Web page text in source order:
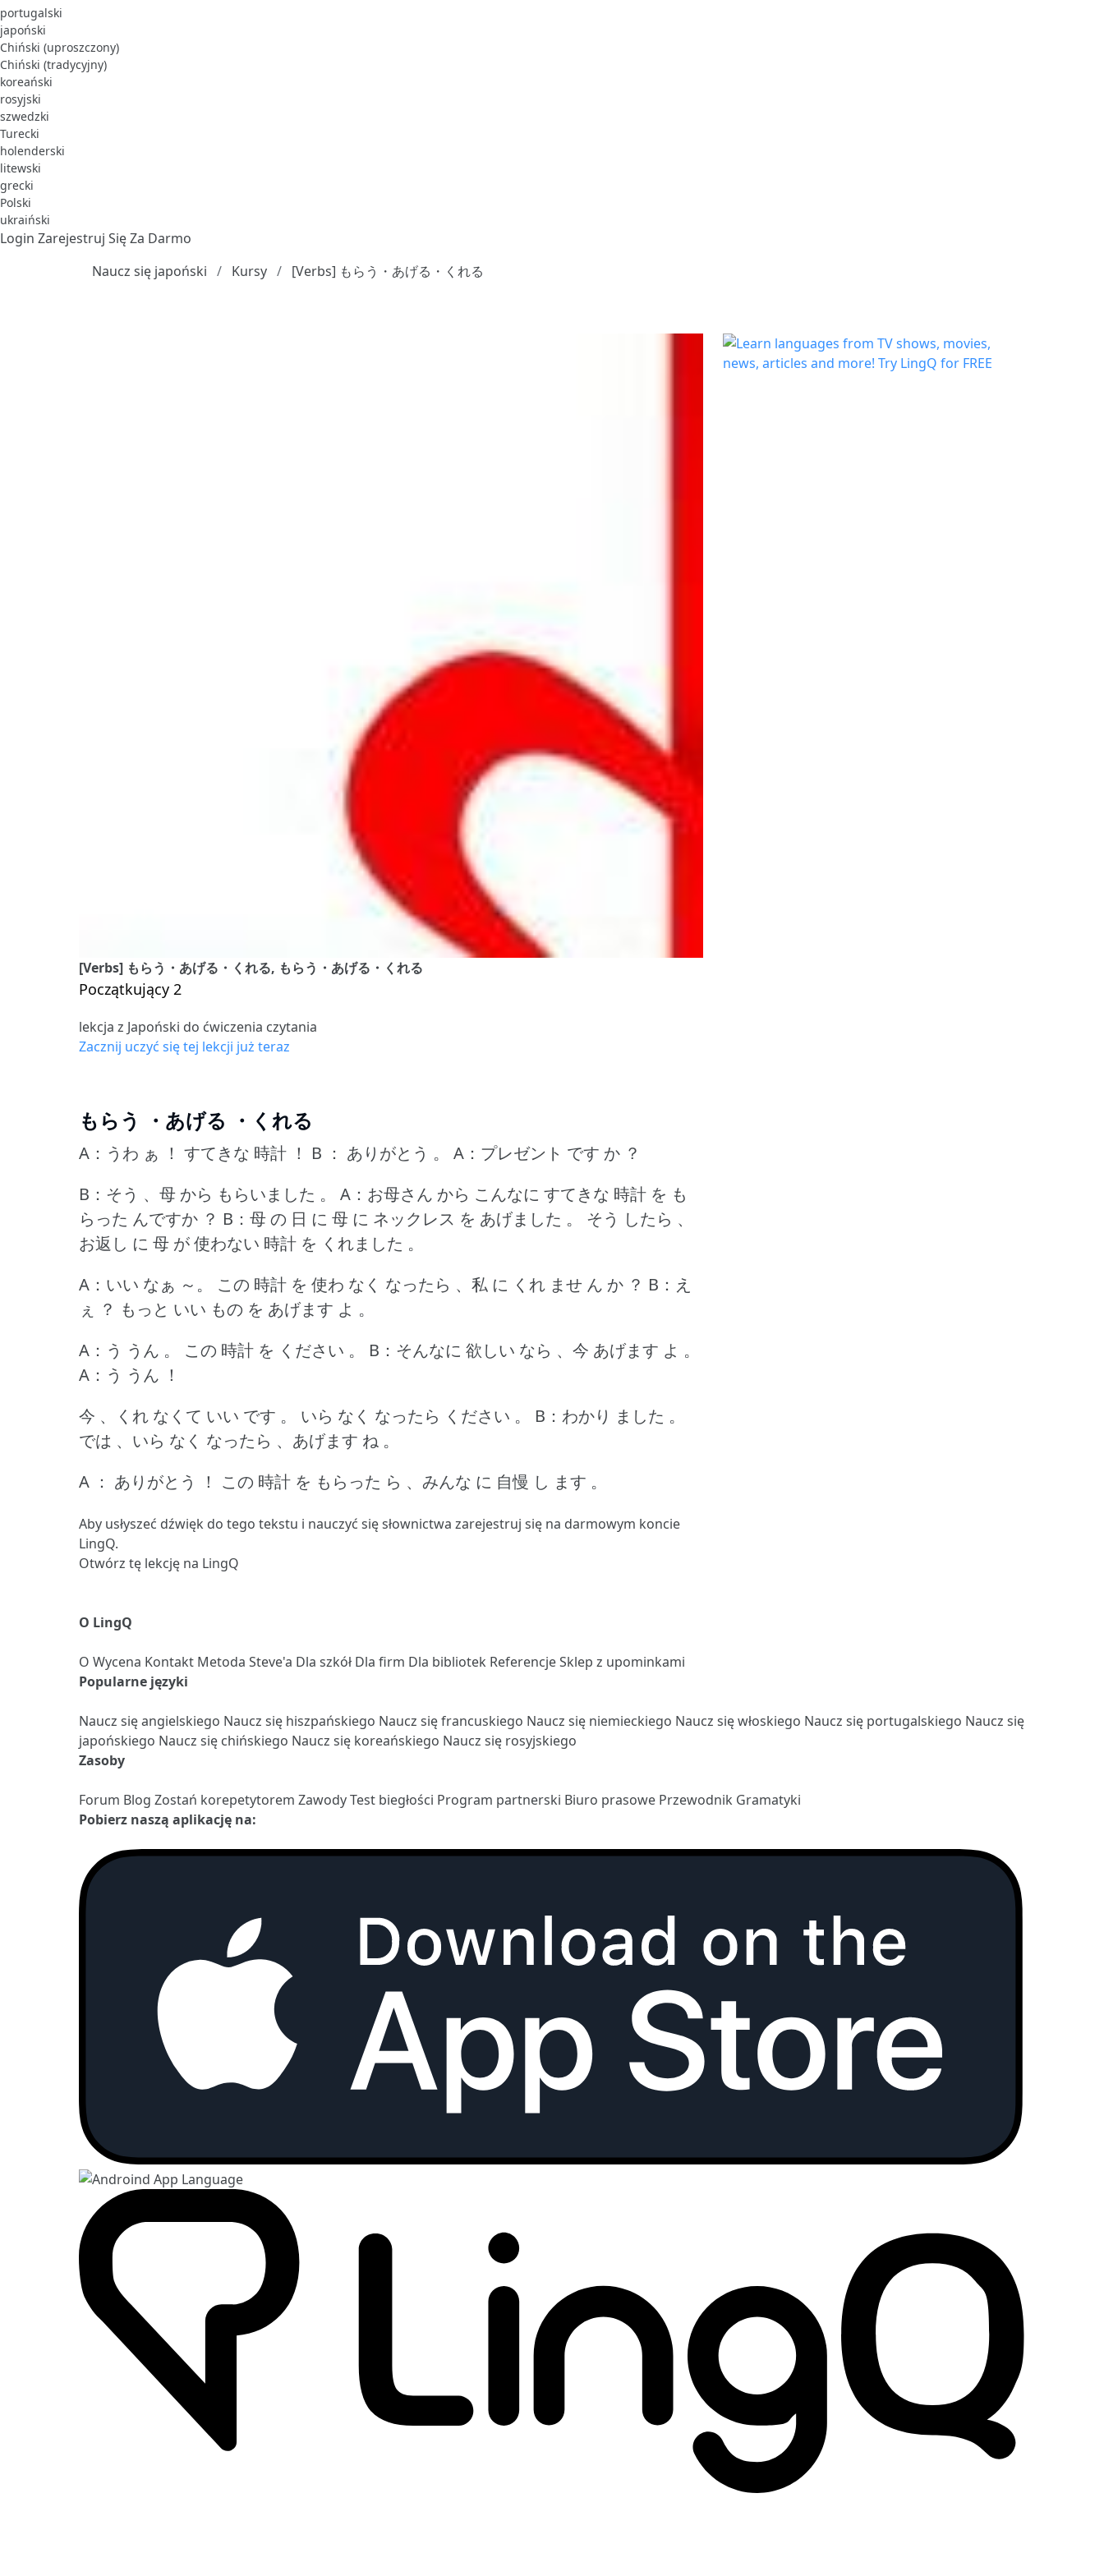
portugalski
japoński
Chiński (uproszczony)
Chiński (tradycyjny)
koreański
rosyjski
szwedzki
Turecki
holenderski
litewski
grecki
Polski
ukraiński
Login Zarejestruj Się Za Darmo
Naucz się japoński
Kursy [Verbs] もらう・あげる・くれる
[Verbs] もらう・あげる・くれる, もらう・あげる・くれる
Początkujący 2
lekcja z Japoński do ćwiczenia czytania
Zacznij uczyć się tej lekcji już teraz
もらう ・あげる ・くれる
A：うわ ぁ ！ すてきな 時計 ！ B ： ありがとう 。
A：プレゼント です か ？
B：そう 、母 から もらいました 。
A：お母さん から こんなに すてきな 時計 を も
らった んですか ？ B：母 の 日 に 母 に ネックレス を あげました 。
そう したら 、
お返し に 母 が 使わない 時計 を くれました 。
A：いい なぁ ～。
この 時計 を 使わ なく なったら 、私 に くれ ませ ん か ？ B：え
ぇ ？ もっと いい もの を あげます よ 。
A：う うん 。
この 時計 を ください 。
B：そんなに 欲しい なら 、今 あげます よ 。
A：う うん ！
今 、くれ なくて いい です 。
いら なく なったら ください 。
B：わかり ました 。
では 、いら なく なったら 、あげます ね 。
A ： ありがとう ！ この 時計 を もらった ら 、みんな に 自慢 し ます 。
Aby usłyszeć dźwięk do tego tekstu i nauczyć się słownictwa zarejestruj się na darmowym koncie
LingQ.
Otwórz tę lekcję na LingQ
O LingQ
O Wycena Kontakt Metoda Steve'a Dla szkół Dla firm Dla bibliotek ReferencjeSklep z upominkami
Popularne języki
Naucz się angielskiego Naucz się hiszpańskiego Naucz się francuskiego Naucz się niemieckiego Naucz się włoskiego Naucz się portugalskiego Naucz się
japońskiego Naucz się chińskiego Naucz się koreańskiego Naucz się rosyjskiego
Zasoby
Forum Blog Zostań korepetytorem ZawodyTest biegłości Program partnerski Biuro prasowe Przewodnik Gramatyki
Pobierz naszą aplikację na: